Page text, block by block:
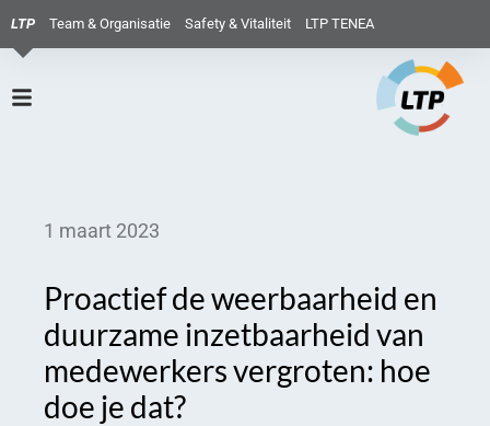
LTP Team & Organisatie Safety & Vitaliteit LTP TENEA
1 maart 2023
Proactief de weerbaarheid en
duurzame inzetbaarheid van
medewerkers vergroten: hoe
doe je dat?